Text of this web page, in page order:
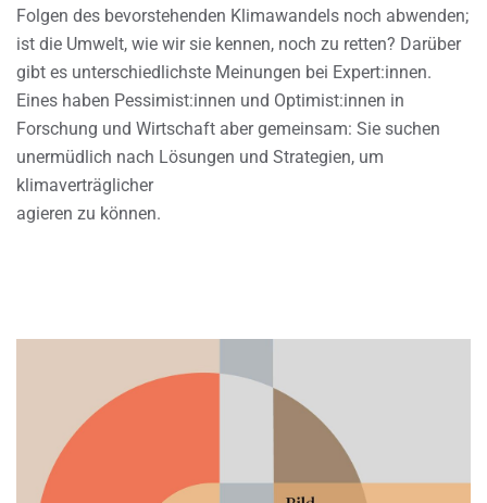
Folgen des bevorstehenden Klimawandels noch abwenden;
ist die Umwelt, wie wir sie kennen, noch zu retten? Darüber
gibt es unterschiedlichste Meinungen bei Expert:innen.
Eines haben Pessimist:innen und Optimist:innen in
Forschung und Wirtschaft aber gemeinsam: Sie suchen
unermüdlich nach Lösungen und Strategien, um
klimaverträglicher
agieren zu können.